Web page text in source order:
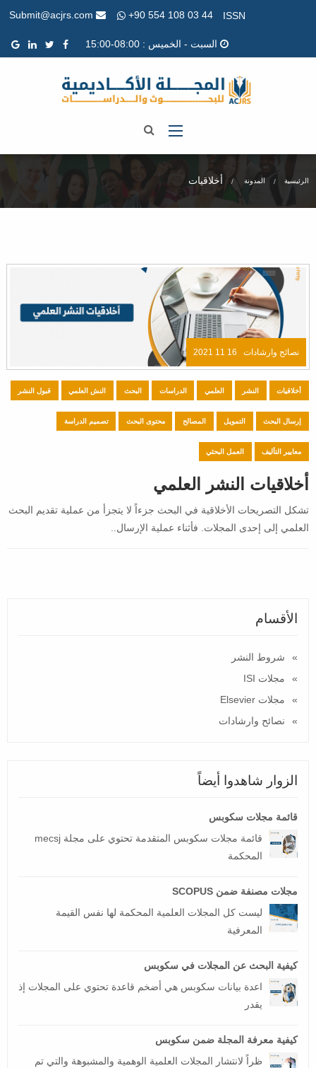
ISSN
+90 554 108 03 44
السبت - الخميس : 08:00-15:00
الرئيسية المدونة أخلاقيات
نصائح وارشادات 16 11 2021
أخلاقيات النشر العلمي الدراسات البحث النش العلمي قبول النشر
إرسال البحث التمويل المصالح محتوى البحث تصميم الدراسة
معايير التأليف العمل البحثي
أخلاقيات النشر العلمي
تشكل التصريحات الأخلاقية في البحث جزءاً لا يتجزأ من عملية تقديم البحث
العلمي إلى إحدى المجلات. فأثناء عملية الإرسال..
الأقسام
شروط النشر
مجلات ISI
مجلات Elsevier
نصائح وارشادات
الزوار شاهدوا أيضاً
قائمة مجلات سكوبس
قائمة مجلات سكوبس المتقدمة تحتوي على مجلة mecsj
المحكمة
مجلات مصنفة ضمن SCOPUS
ليست كل المجلات العلمية المحكمة لها نفس القيمة
المعرفية
كيفية البحث عن المجلات في سكوبس
اعدة بيانات سكوبس هي أضخم قاعدة تحتوي على المجلات إذ
يقدر
كيفية معرفة المجلة ضمن سكوبس
ظراً لانتشار المجلات العلمية الوهمية والمشبوهة والتي تم